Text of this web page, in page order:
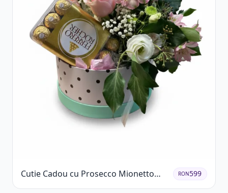
Cutie Cadou cu Prosecco Mionetto
Ferrero Rocher și Flori Pastelate
RON599